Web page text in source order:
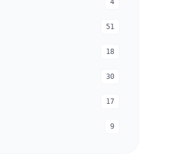
4
51
18
30
17
9